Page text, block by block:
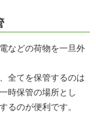
などの荷物を一旦外
全てを保管するのは
時保管の場所とし
るのが便利です。